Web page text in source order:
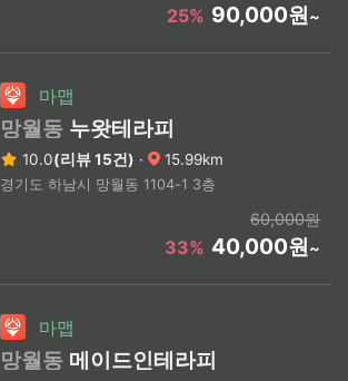
25% 90,000원~
마맵
망월동 누왓테라피
10.0(리뷰 15건) · 15.99km
경기도 하남시 망월동 1104-1 3층
60,000원
33% 40,000원~
마맵
망월동 메이드인테라피